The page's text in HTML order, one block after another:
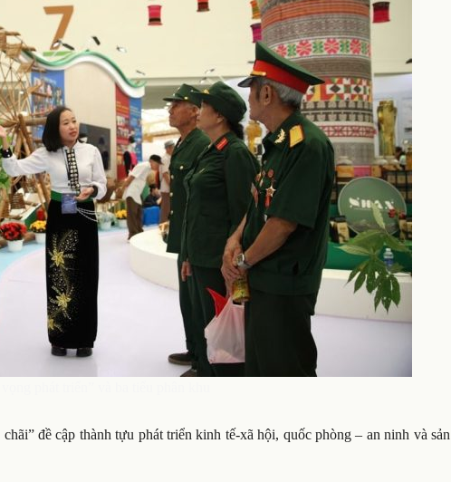
đề cập thành tựu phát triển kinh tế-xã hội, quốc phòng – an ninh và sản